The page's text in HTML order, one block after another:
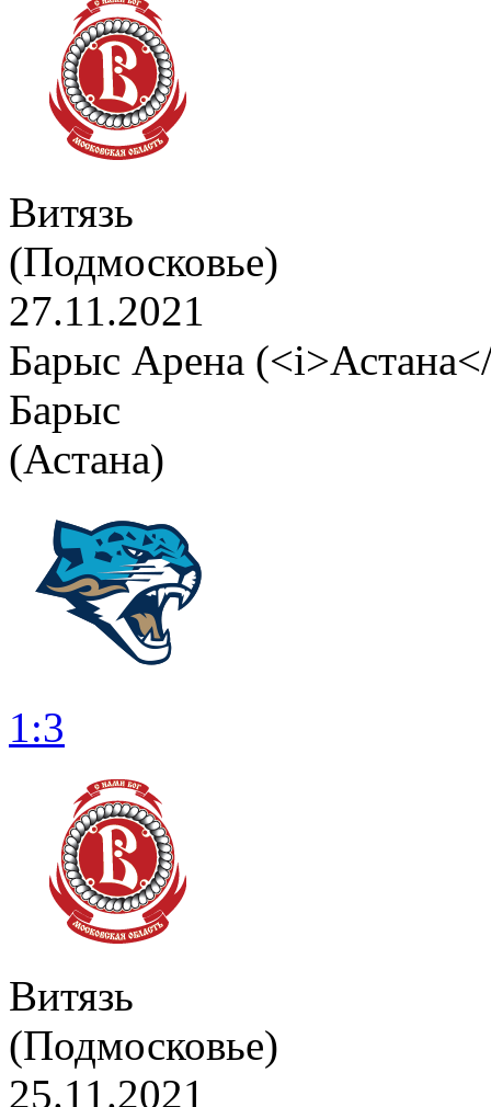
Витязь
(Подмосковье)
27.11.2021
Барыс Арена
Барыс
(Астана)
1:3
Витязь
(Подмосковье)
25.11.2021